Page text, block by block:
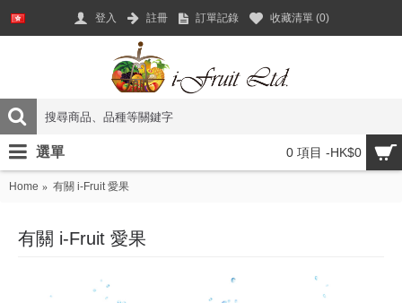
登入 註冊 訂單記錄 收藏清單 (0)
0 項目 -HK$0
選單
Home 有關 i-Fruit 愛果
有關 i-Fruit 愛果